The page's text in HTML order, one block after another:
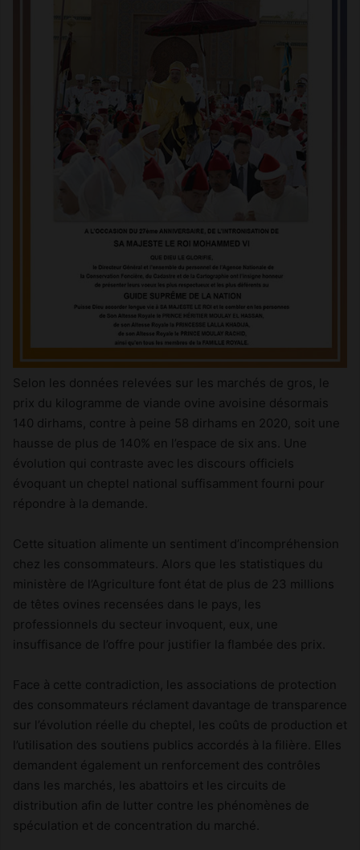
Selon les données relevées sur les marchés de gros, le
prix du kilogramme de viande ovine avoisine désormais
140 dirhams, contre à peine 58 dirhams en 2020, soit une
hausse de plus de 140% en l’espace de six ans. Une
évolution qui contraste avec les discours officiels
évoquant un cheptel national suffisamment fourni pour
répondre à la demande.
Cette situation alimente un sentiment d’incompréhension
chez les consommateurs. Alors que les statistiques du
ministère de l’Agriculture font état de plus de 23 millions
de têtes ovines recensées dans le pays, les
professionnels du secteur invoquent, eux, une
insuffisance de l’offre pour justifier la flambée des prix.
Face à cette contradiction, les associations de protection
des consommateurs réclament davantage de transparence
sur l’évolution réelle du cheptel, les coûts de production et
l’utilisation des soutiens publics accordés à la filière. Elles
demandent également un renforcement des contrôles
dans les marchés, les abattoirs et les circuits de
distribution afin de lutter contre les phénomènes de
spéculation et de concentration du marché.